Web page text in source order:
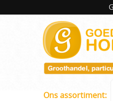
Ons assortiment: